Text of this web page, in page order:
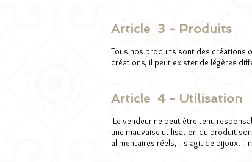
Article 3 - Produits
Tous nos produits sont des créations
créations, il peut exister de légères
Article 4 - Utilisation
Le vendeur ne peut être tenu
une mauvaise utilisation du produit
alimentaires réels, il s'agit de bijoux. Il